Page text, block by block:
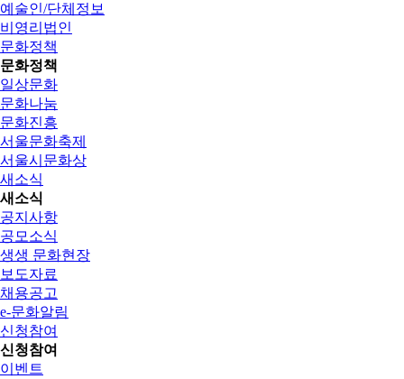
예술인/단체정보
비영리법인
문화정책
문화정책
일상문화
문화나눔
문화진흥
서울문화축제
서울시문화상
새소식
새소식
공지사항
공모소식
생생 문화현장
보도자료
채용공고
e-문화알림
신청참여
신청참여
이벤트